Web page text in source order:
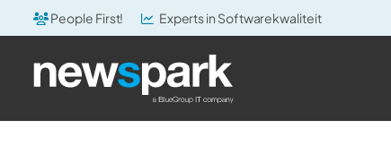
People First! Experts in Softwarekwaliteit